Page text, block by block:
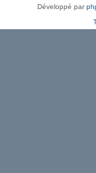
Développé par